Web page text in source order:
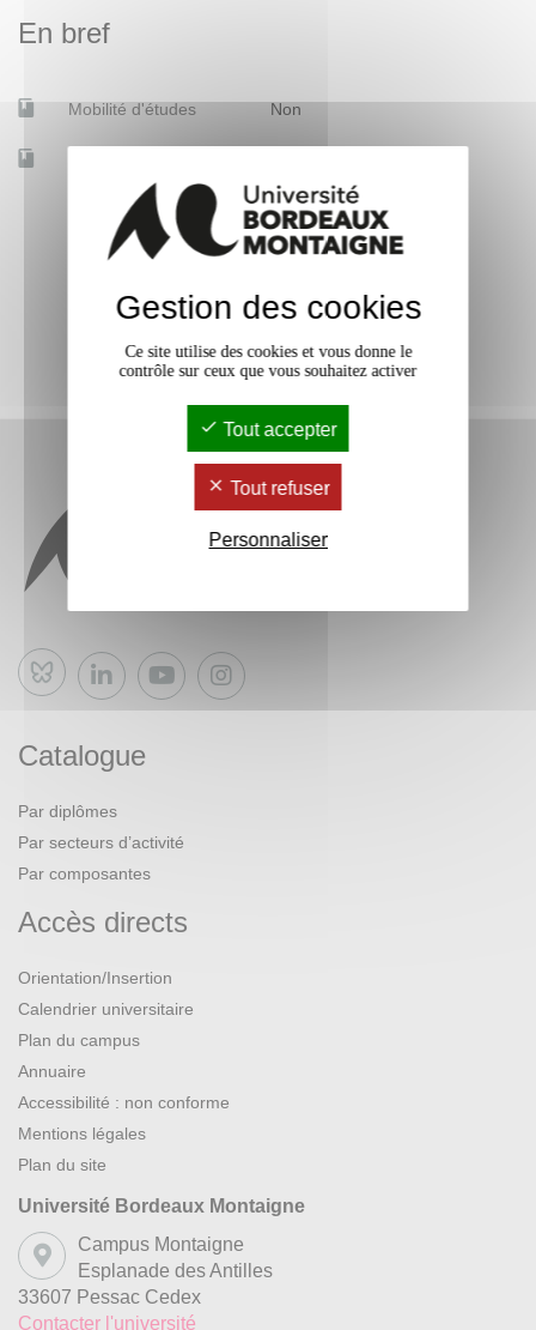
En bref
Mobilité d'études Non
Bluesky
Catalogue
Par diplômes
Par secteurs d’activité
Par composantes
Accès directs
Orientation/Insertion
Calendrier universitaire
Plan du campus
Annuaire
Accessibilité : non conforme
Mentions légales
Plan du site
Université Bordeaux Montaigne
Campus Montaigne
Esplanade des Antilles
33607 Pessac Cedex
Contacter l'université
Gestion des cookies
Ce site utilise des cookies et vous donne le
contrôle sur ceux que vous souhaitez activer
Tout accepter
Tout refuser
Personnaliser